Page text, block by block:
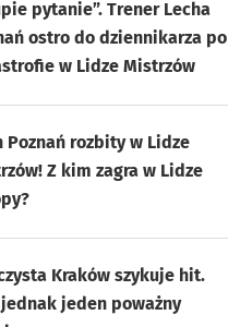
pytanie”. Trener Lecha
ostro do dziennikarza po
w Lidze Mistrzów
Poznań rozbity w Lidze
Z kim zagra w Lidze
Kraków szykuje hit.
jednak jeden poważny